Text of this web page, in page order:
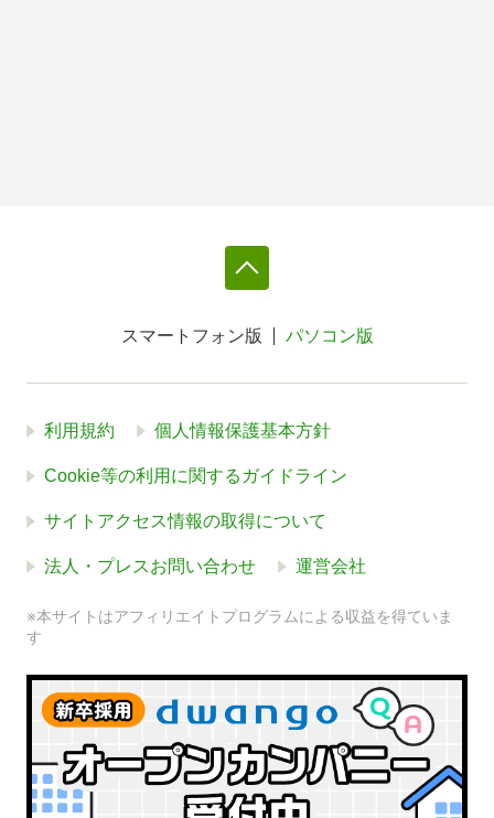
スマートフォン版 パソコン版
利用規約 個人情報保護基本方針
Cookie等の利用に関するガイドライン
サイトアクセス情報の取得について
法人・プレスお問い合わせ 運営会社
※本サイトはアフィリエイトプログラムによる収益を得ていま
す